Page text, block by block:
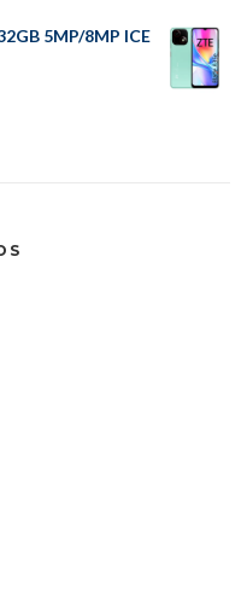
5MP/8MP ICE